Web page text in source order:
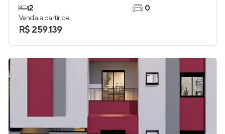
2
0
Venda a partir de
R$ 259.139